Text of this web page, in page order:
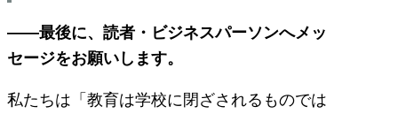
——最後に、読者・ビジネスパーソンへメッ
セージをお願いします。
私たちは「教育は学校に閉ざされるものでは